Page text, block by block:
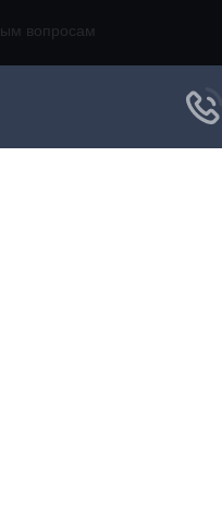
государственных